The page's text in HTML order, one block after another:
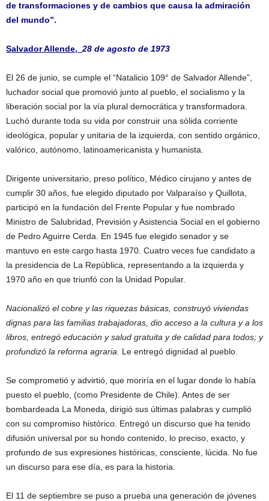
de transformaciones y de cambios que causa la admiración
del mundo”.
Salvador Allende, 28 de agosto de 1973
El 26 de junio, se cumple el “Natalicio 109° de Salvador Allende”,
luchador social que promovió junto al pueblo, el socialismo y la
liberación social por la vía plural democrática y transformadora.
Luchó durante toda su vida por construir una sólida corriente
ideológica, popular y unitaria de la izquierda, con sentido orgánico,
valórico, autónomo, latinoamericanista y humanista.
Dirigente universitario, preso político, Médico cirujano y antes de
cumplir 30 años, fue elegido diputado por Valparaíso y Quillota,
participó en la fundación del Frente Popular y fue nombrado
Ministro de Salubridad, Previsión y Asistencia Social en el gobierno
de Pedro Aguirre Cerda. En 1945 fue elegido senador y se
mantuvo en este cargo hasta 1970. Cuatro veces fue candidato a
la presidencia de La República, representando a la izquierda y
1970 año en que triunfó con la Unidad Popular.
Nacionalizó el cobre y las riquezas básicas, construyó viviendas
dignas para las familias trabajadoras, dio acceso a la cultura y a los
libros, entregó educación y salud gratuita y de calidad para todos; y
profundizó la reforma agraria. Le entregó dignidad al pueblo.
Se comprometió y advirtió, que moriría en el lugar donde lo había
puesto el pueblo, (como Presidente de Chile). Antes de ser
bombardeada La Moneda, dirigió sus últimas palabras y cumplió
con su compromiso histórico. Entregó un discurso que ha tenido
difusión universal por su hondo contenido, lo preciso, exacto, y
profundo de sus expresiones históricas, consciente, lúcida. No fue
un discurso para ese día, es para la historia.
El 11 de septiembre se puso a prueba una generación de jóvenes